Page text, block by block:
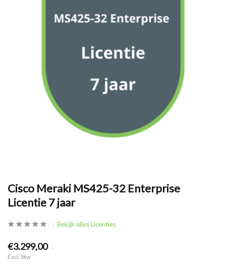
Cisco Meraki MS425-32 Enterprise
Licentie 7 jaar
Bekijk alles Licenties
€3.299,00 .
Excl. btw